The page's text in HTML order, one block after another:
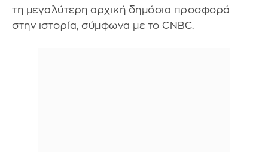
τη μεγαλύτερη αρχική δημόσια προσφορά
στην ιστορία, σύμφωνα με το CNBC.